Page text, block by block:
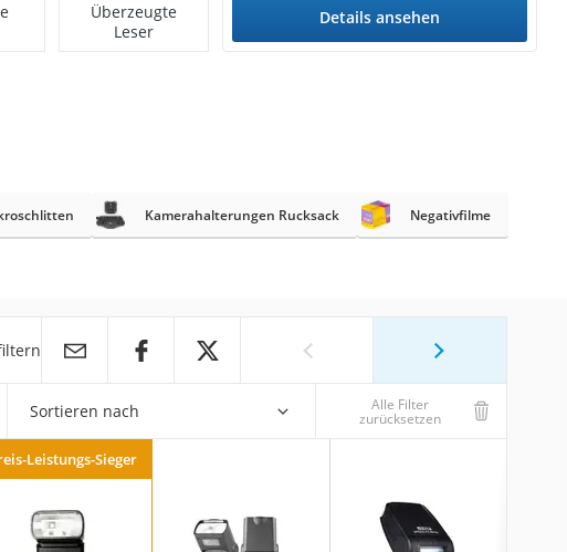
Überzeugte
Leser
Details ansehen
Kamerahalterungen Rucksack Negativfilme
Sortieren nach Alle Filter
zurücksetzen
Leistungs-Sieger